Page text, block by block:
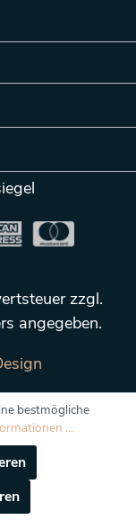
zzgl.
angegeben.
bestmögliche
...